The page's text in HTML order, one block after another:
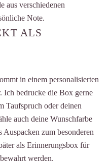
aus verschiedenen
Note.
ALS
in einem personalisierten
Ich bedrucke die Box gerne
Taufspruch oder deinen
auch deine Wunschfarbe
zum besonderen
als Erinnerungsbox für
werden.